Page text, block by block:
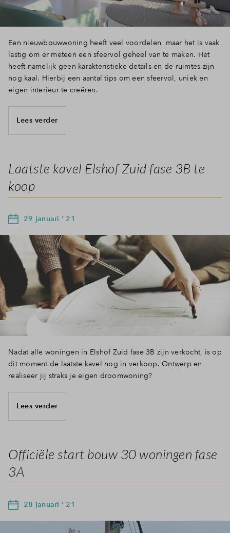
Een nieuwbouwwoning heeft veel voordelen, maar het is vaak
lastig om er meteen een sfeervol geheel van te maken. Het
heeft namelijk geen karakteristieke details en de ruimtes zijn
nog kaal. Hierbij een aantal tips om een sfeervol, uniek en
eigen interieur te creëren.
Lees verder
Laatste kavel Elshof Zuid fase 3B te
koop
29 januari ' 21
Nadat alle woningen in Elshof Zuid fase 3B zijn verkocht, is op
dit moment de laatste kavel nog in verkoop. Ontwerp en
realiseer jij straks je eigen droomwoning?
Lees verder
Officiële start bouw 30 woningen fase
3A
28 januari ' 21